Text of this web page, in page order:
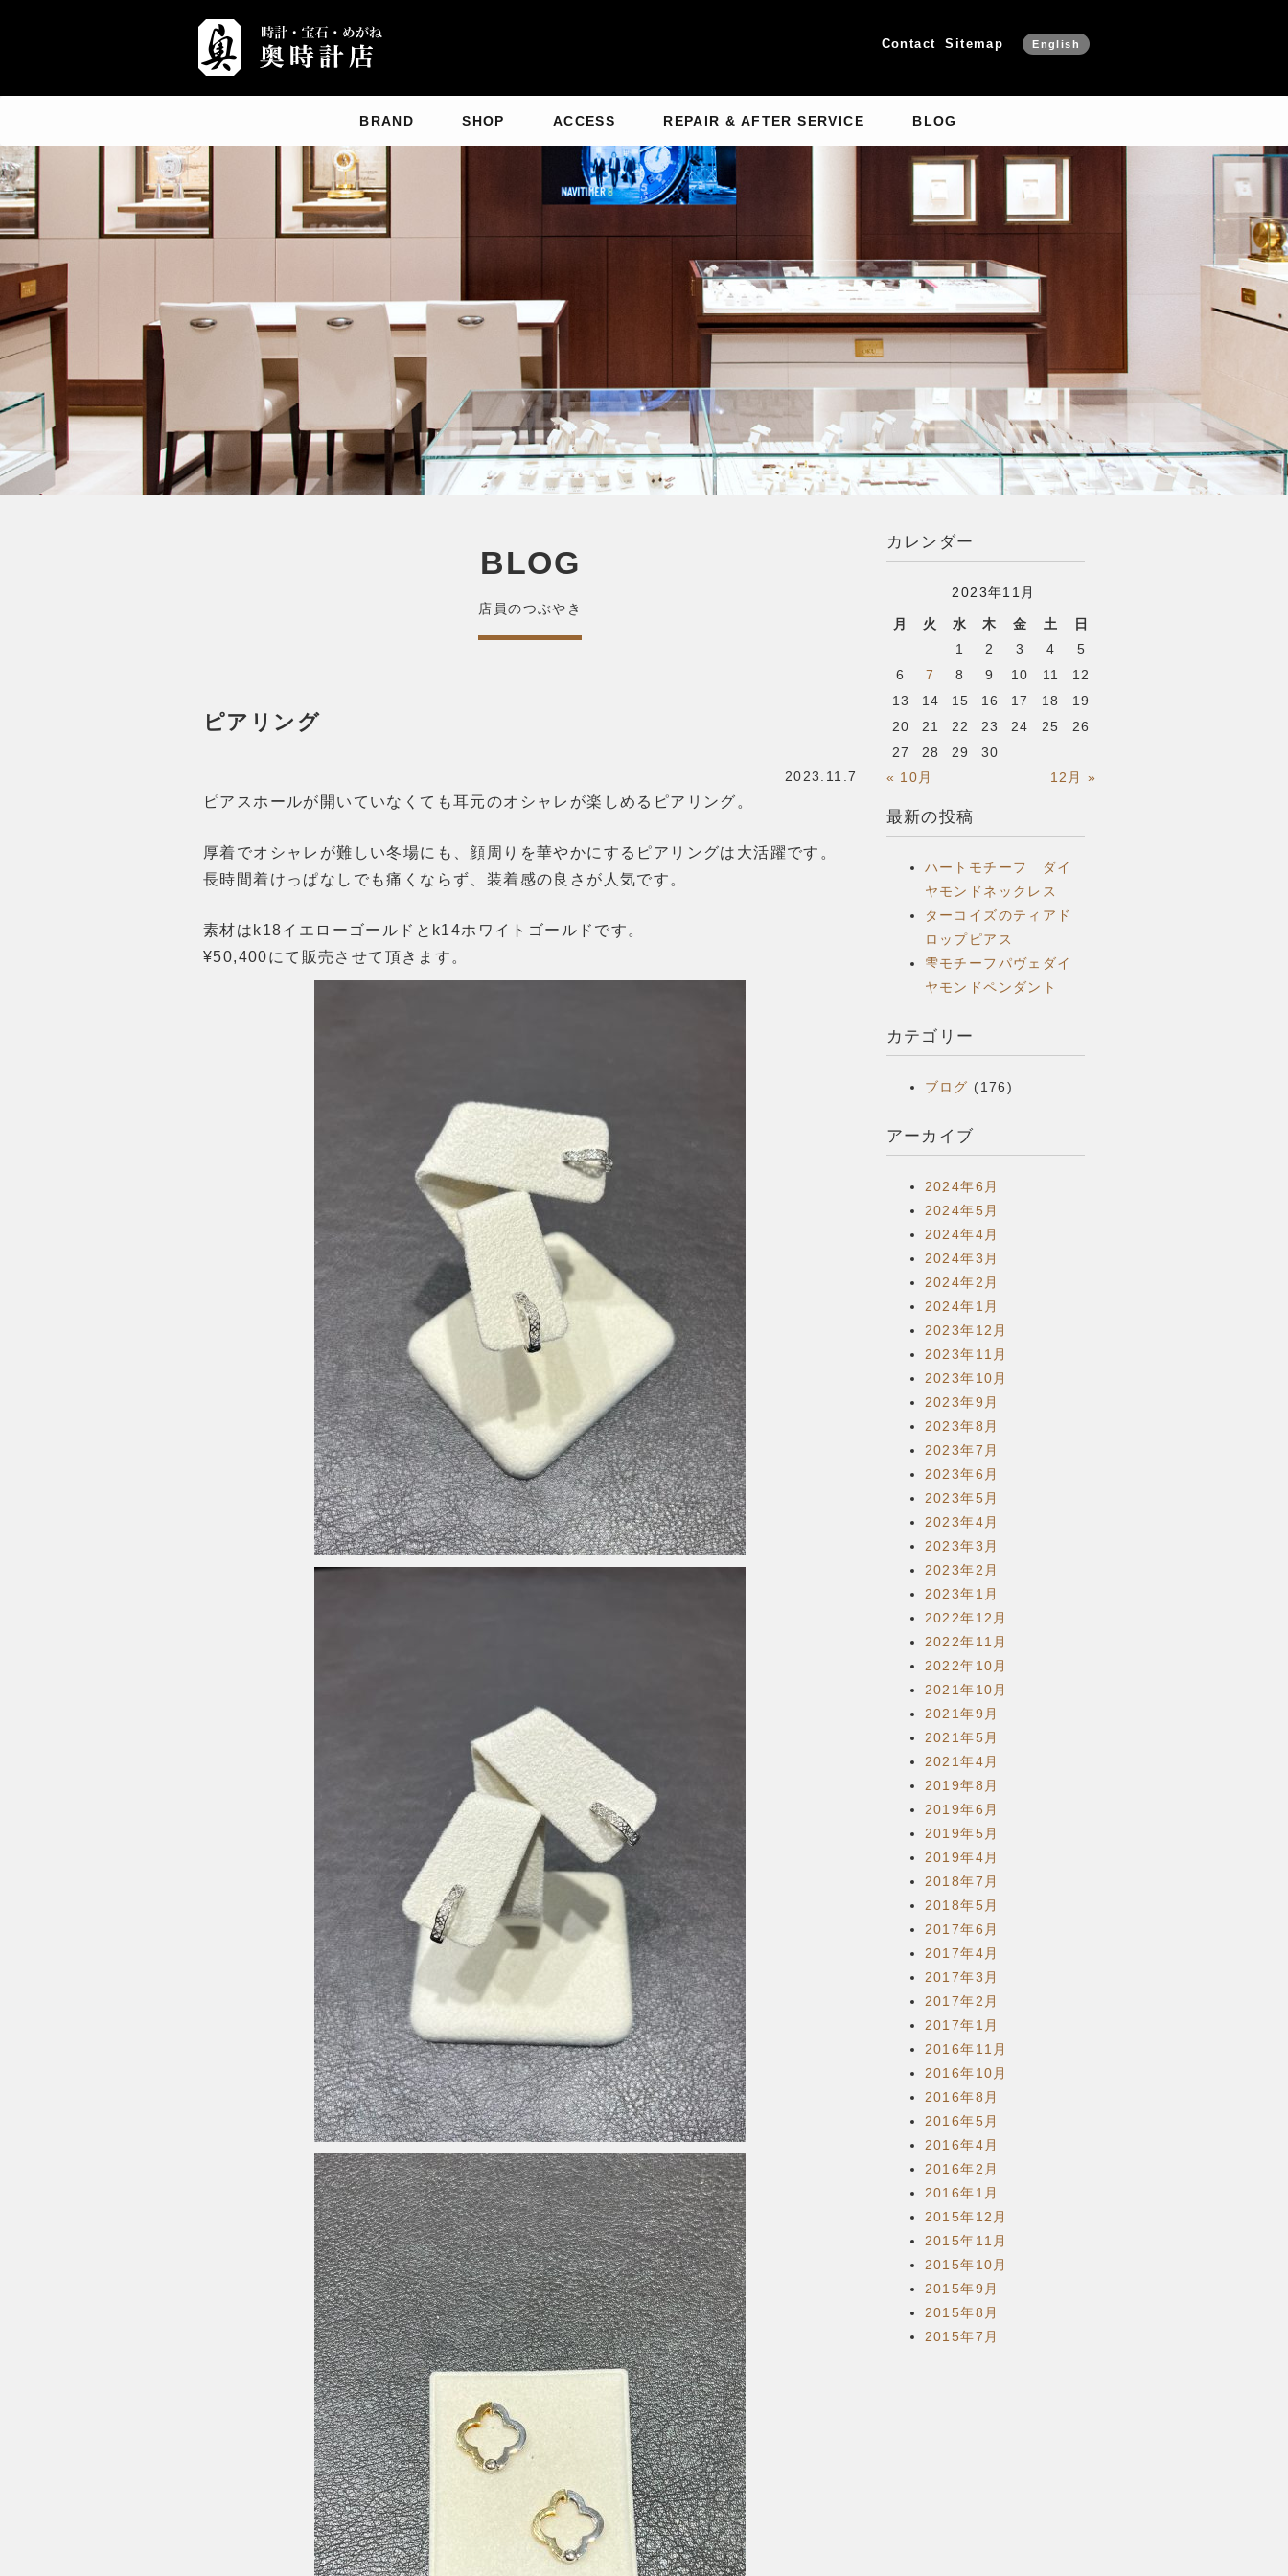
Contact Sitemap English
BRAND SHOP ACCESS REPAIR & AFTER SERVICE BLOG
BLOG
店員のつぶやき
ピアリング
2023.11.7
ピアスホールが開いていなくても耳元のオシャレが楽しめるピアリング。
厚着でオシャレが難しい冬場にも、顔周りを華やかにするピアリングは大活躍です。
長時間着けっぱなしでも痛くならず、装着感の良さが人気です。
素材はk18イエローゴールドとk14ホワイトゴールドです。
¥50,400にて販売させて頂きます。
カレンダー
2023年11月
月 火 水 木 金 土 日
« 10月 12月 »
1 2 3 4
5
6
7 8 9 10 11
12
13
14 15 16 17 18
19
20
21 22 23 24 25
26
27
28 29 30
最新の投稿
ハートモチーフ ダイ
ヤモンドネックレス
ターコイズのティアド
ロップピアス
雫モチーフパヴェダイ
ヤモンドペンダント
カテゴリー
ブログ (176)
アーカイブ
2024年6月
2024年5月
2024年4月
2024年3月
2024年2月
2024年1月
2023年12月
2023年11月
2023年10月
2023年9月
2023年8月
2023年7月
2023年6月
2023年5月
2023年4月
2023年3月
2023年2月
2023年1月
2022年12月
2022年11月
2022年10月
2021年10月
2021年9月
2021年5月
2021年4月
2019年8月
2019年6月
2019年5月
2019年4月
2018年7月
2018年5月
2017年6月
2017年4月
2017年3月
2017年2月
2017年1月
2016年11月
2016年10月
2016年8月
2016年5月
2016年4月
2016年2月
2016年1月
2015年12月
2015年11月
2015年10月
2015年9月
2015年8月
2015年7月